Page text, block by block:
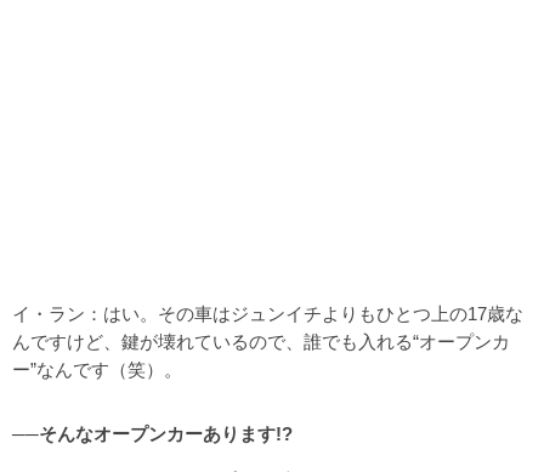
イ・ラン：はい。その車はジュンイチよりもひとつ上の17歳な
んですけど、鍵が壊れているので、誰でも入れる“オープンカ
ー”なんです（笑）。
──そんなオープンカーあります!?